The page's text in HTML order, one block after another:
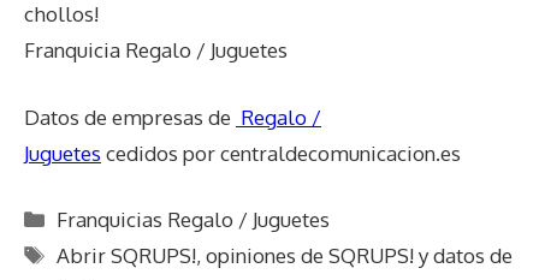
chollos!
Franquicia Regalo / Juguetes
Datos de empresas de Regalo /
Juguetes cedidos por centraldecomunicacion.es
Categorías
Franquicias Regalo / Juguetes
Etiquetas
Abrir SQRUPS!,opiniones de SQRUPS! y datos de